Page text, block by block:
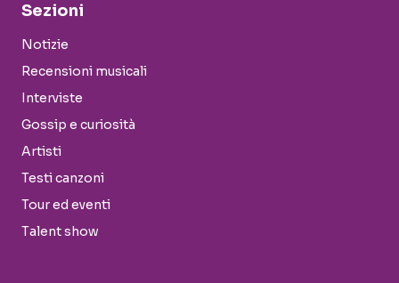
Sezioni
Notizie
Recensioni musicali
Interviste
Gossip e curiosità
Artisti
Testi canzoni
Tour ed eventi
Talent show